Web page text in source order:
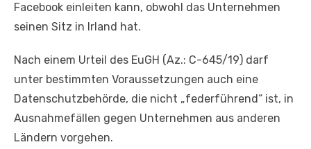
Facebook einleiten kann, obwohl das Unternehmen
seinen Sitz in Irland hat.
Nach einem Urteil des EuGH (Az.: C-645/19) darf
unter bestimmten Voraussetzungen auch eine
Datenschutzbehörde, die nicht „federführend“ ist, in
Ausnahmefällen gegen Unternehmen aus anderen
Ländern vorgehen.